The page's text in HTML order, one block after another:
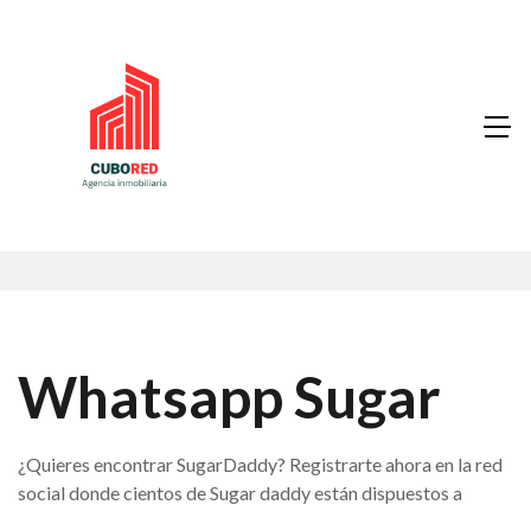
Whatsapp Sugar
¿Quieres encontrar SugarDaddy? Registrarte ahora en la red
social donde cientos de Sugar daddy están dispuestos a